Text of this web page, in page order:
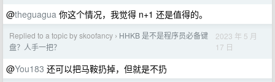
@theguagua 你这个情况，我觉得 n+1 还是值得的。
Replied to a topic by skoofancy › HHKB 是不是程序员必备键
盘？人手一把？
2023 年 5 月
17 日
@You183 还可以把马鞍扔掉，但就是不扔